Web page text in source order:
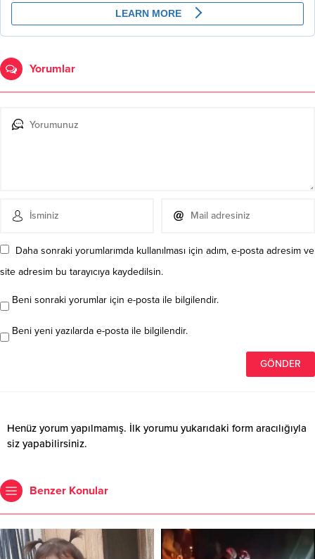
Yorumlar
Daha sonraki yorumlarımda kullanılması için adım, e-posta adresim ve
site adresim bu tarayıcıya kaydedilsin.
Beni sonraki yorumlar için e-posta ile bilgilendir.
Beni yeni yazılarda e-posta ile bilgilendir.
Henüz yorum yapılmamış. İlk yorumu yukarıdaki form aracılığıyla
siz yapabilirsiniz.
Benzer Konular